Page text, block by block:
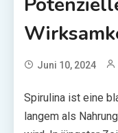
Juni 10, 2024
Spirulina ist eine
langem als